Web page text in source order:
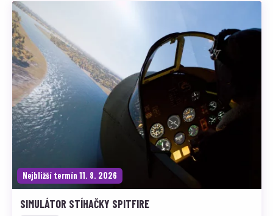
Nejbližší termín 11. 8. 2026
SIMULÁTOR STÍHAČKY SPITFIRE